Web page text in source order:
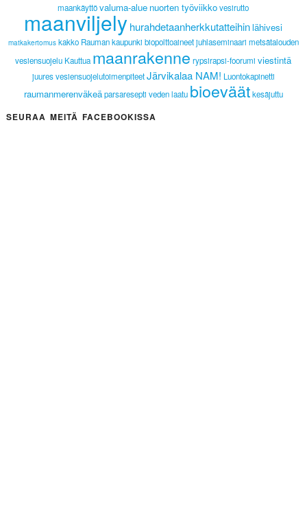
maankäyttö valuma-alue nuorten työviikko vesirutto
maanviljelyhurahdetaanherkkutatteihinlähivesi
matkakertomus kakko Rauman kaupunki biopolttoaineetjuhlaseminaari metsätalouden
vesiensuojelu Kauttua maanrakenne rypsirapsi-foorumi viestintä
juuresvesiensuojelutoimenpiteetJärvikalaa NAM! Luontokapinetti
raumanmerenväkeäparsaresepti veden laatu bioeväätkesäjuttu
SEURAA MEITÄ FACEBOOKISSA